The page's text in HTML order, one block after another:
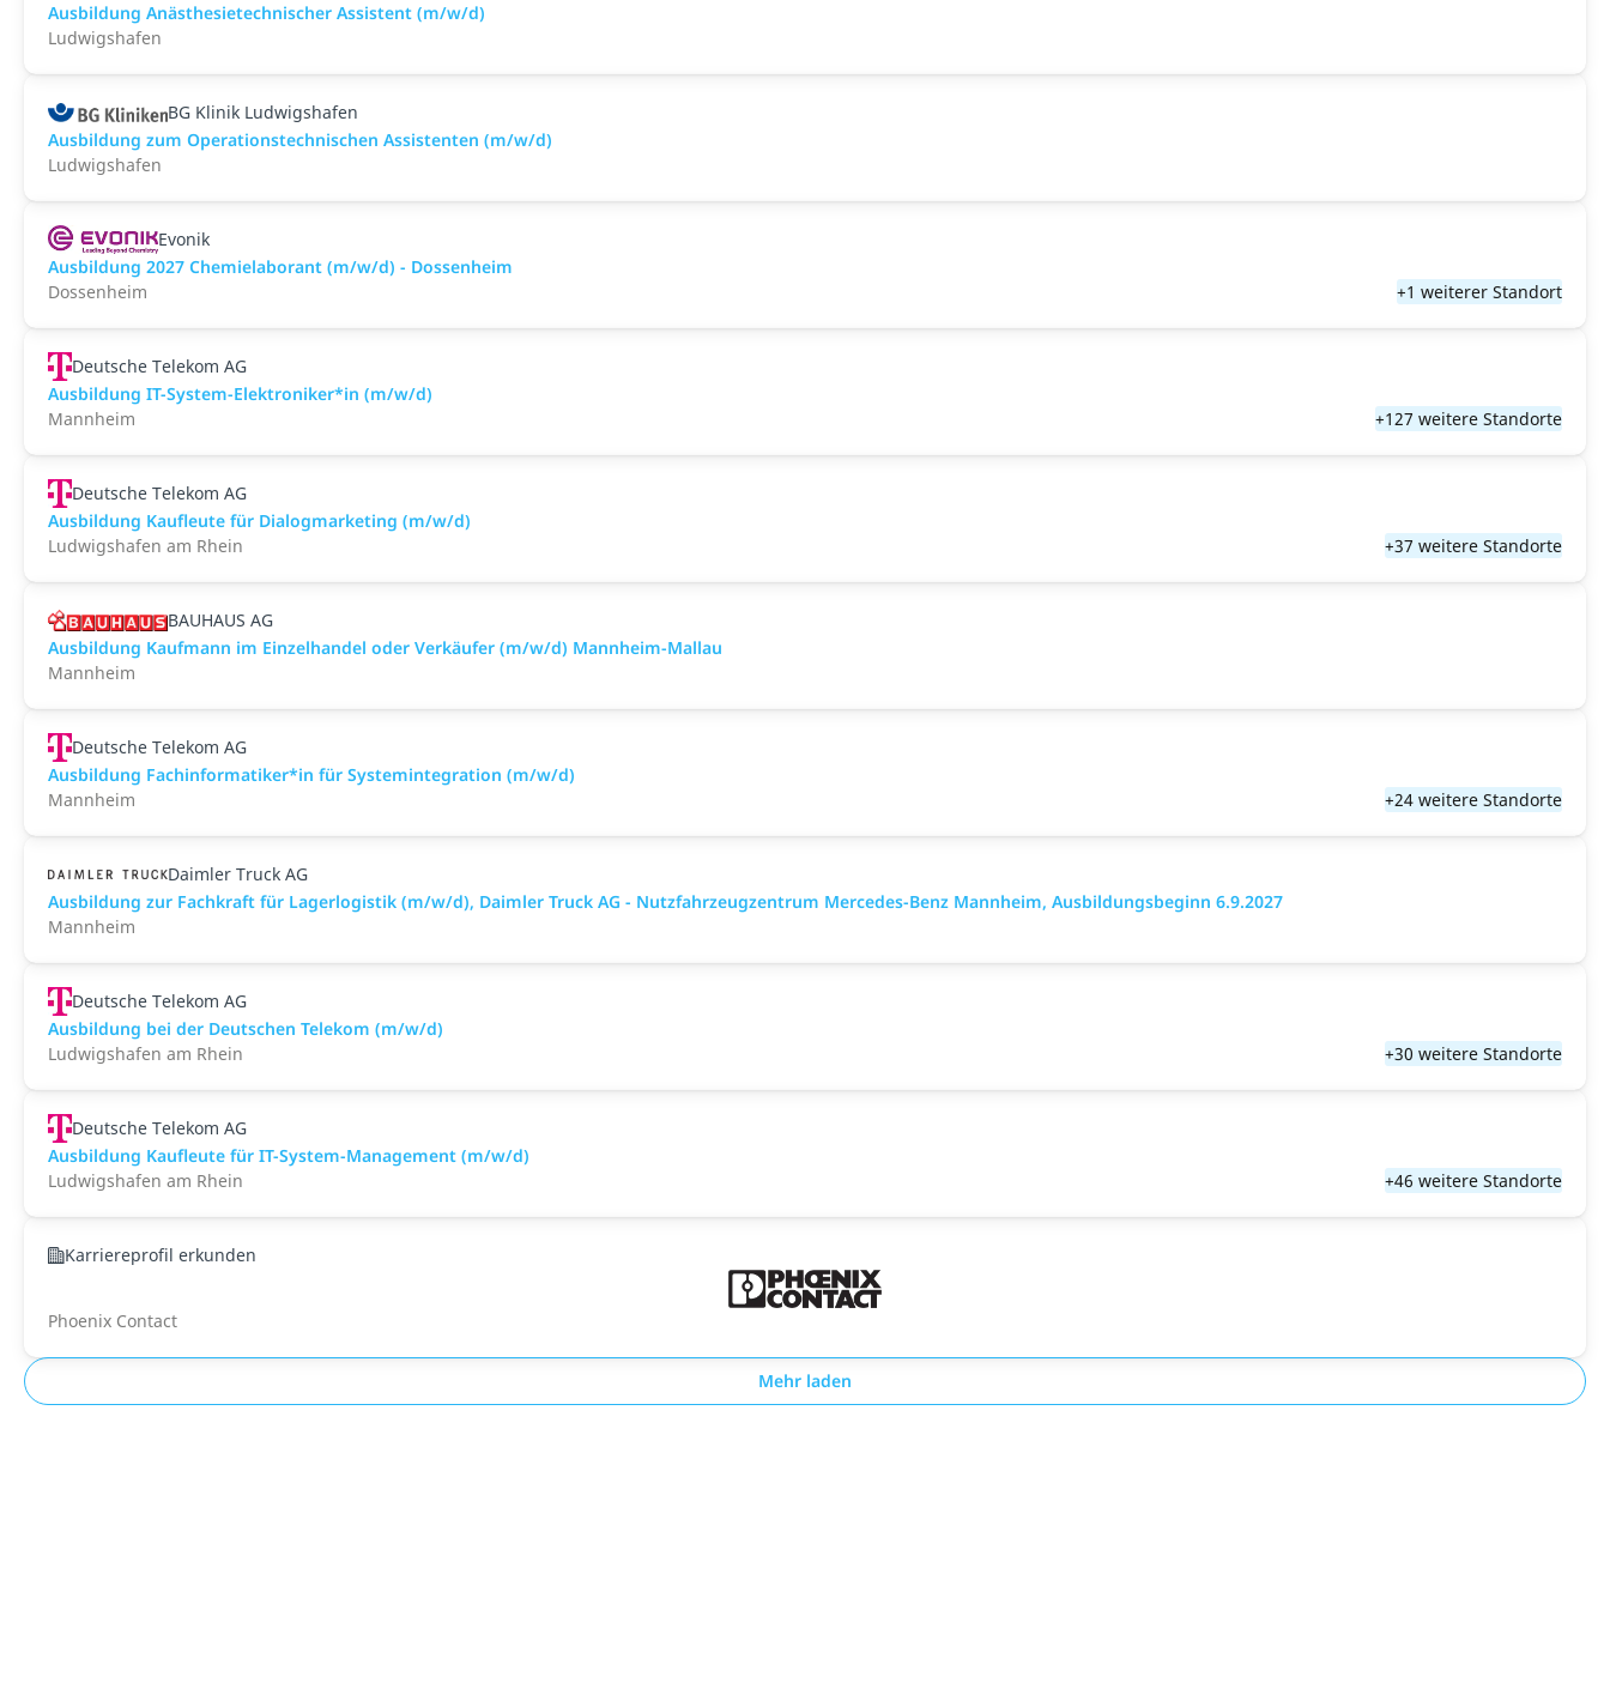
Ausbildung Anästhesietechnischer Assistent (m/w/d)
Ludwigshafen
BG Klinik Ludwigshafen
Ausbildung zum Operationstechnischen Assistenten (m/w/d)
Ludwigshafen
Evonik
Ausbildung 2027 Chemielaborant (m/w/d) - Dossenheim
Dossenheim
+1 weiterer Standort
Deutsche Telekom AG
Ausbildung IT-System-Elektroniker*in (m/w/d)
Mannheim
+127 weitere Standorte
Deutsche Telekom AG
Ausbildung Kaufleute für Dialogmarketing (m/w/d)
Ludwigshafen am Rhein
+37 weitere Standorte
BAUHAUS AG
Ausbildung Kaufmann im Einzelhandel oder Verkäufer (m/w/d) Mannheim-Mallau
Mannheim
Deutsche Telekom AG
Ausbildung Fachinformatiker*in für Systemintegration (m/w/d)
Mannheim
+24 weitere Standorte
Daimler Truck AG
Ausbildung zur Fachkraft für Lagerlogistik (m/w/d), Daimler Truck AG - Nutzfahrzeugzentrum Mercedes-Benz Mannheim, Ausbildungsbeginn 6.9.2027
Mannheim
Deutsche Telekom AG
Ausbildung bei der Deutschen Telekom (m/w/d)
Ludwigshafen am Rhein
+30 weitere Standorte
Deutsche Telekom AG
Ausbildung Kaufleute für IT-System-Management (m/w/d)
Ludwigshafen am Rhein
+46 weitere Standorte
Karriereprofil erkunden
Phoenix Contact
Mehr laden